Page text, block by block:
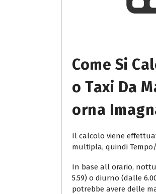
Come Si
O Taxi Da
Orna
Il calcolo viene
multipla, quindi
In base all orario,
5.59) o diurno (dalle
potrebbe avere delle